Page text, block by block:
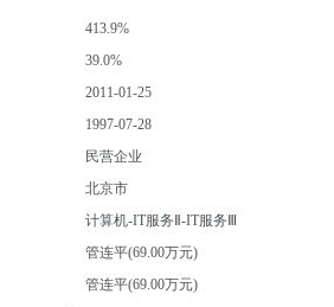
413.9%
39.0%
2011-01-25
1997-07-28
民营企业
北京市
计算机-IT服务Ⅱ-IT服务Ⅲ
管连平(69.00万元)
管连平(69.00万元)